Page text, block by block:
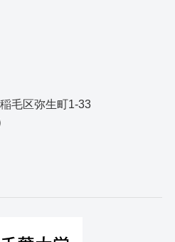
毛区弥生町1-33